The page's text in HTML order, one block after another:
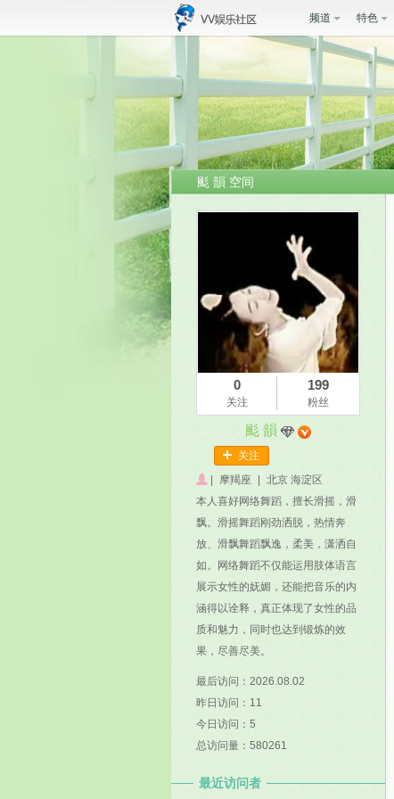
频道 特色
颩 韻 空间
0
关注
199
粉丝
颩 韻
关注
摩羯座
北京 海淀区
本人喜好网络舞蹈，擅长滑摇，滑
飘。滑摇舞蹈刚劲洒脱，热情奔
放、滑飘舞蹈飘逸，柔美，潇洒自
如。网络舞蹈不仅能运用肢体语言
展示女性的妩媚，还能把音乐的内
涵得以诠释，真正体现了女性的品
质和魅力，同时也达到锻炼的效
果，尽善尽美。
最后访问：2026.08.02
昨日访问：11
今日访问：5
总访问量：580261
最近访问者